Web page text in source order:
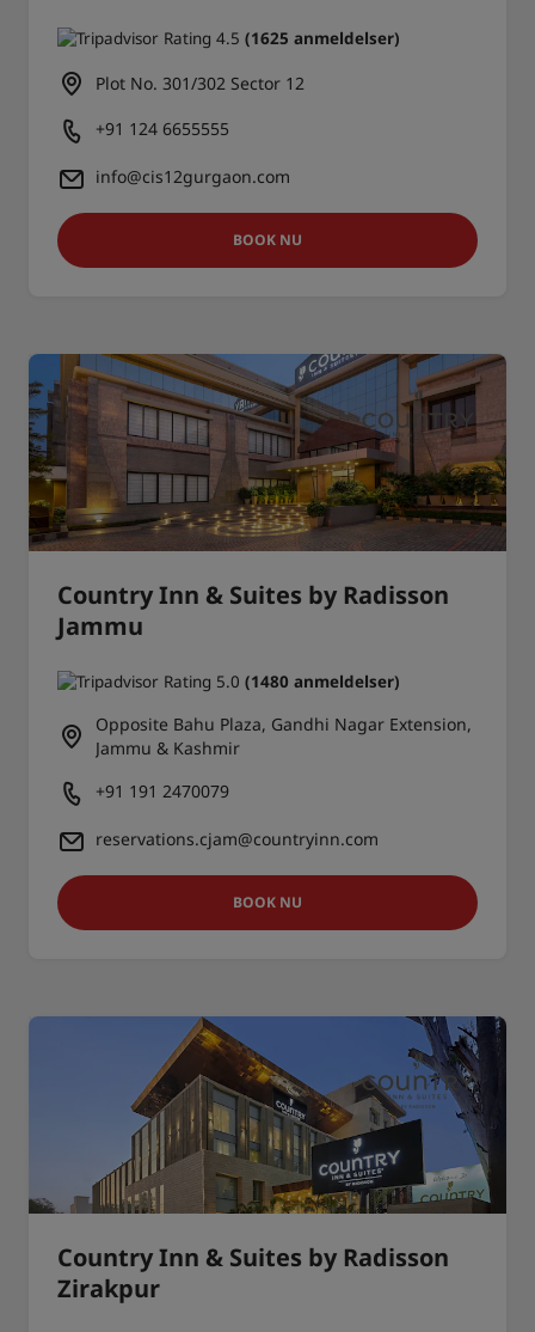
(1625 anmeldelser)
Plot No. 301/302 Sector 12
+91 124 6655555
info@cis12gurgaon.com
BOOK NU
Country Inn & Suites by Radisson
Jammu
(1480 anmeldelser)
Opposite Bahu Plaza, Gandhi Nagar Extension,
Jammu & Kashmir
+91 191 2470079
reservations.cjam@countryinn.com
BOOK NU
Country Inn & Suites by Radisson
Zirakpur